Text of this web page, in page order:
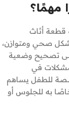
مهمًا؟
قطعة أثاث
صحي ومتوازن،
تصحيح وضعية
في
للطفل يساهم
خاصًا به للجلوس أو